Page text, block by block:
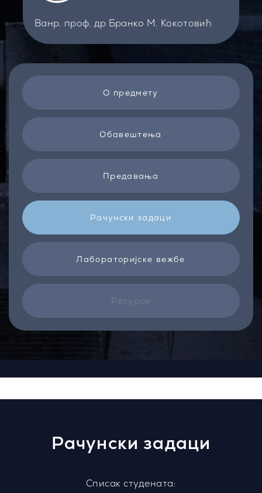
Ванр. проф. др Бранко М. Кокотовић
О предмету
Обавештења
Предавања
Рачунски задаци
Лабораторијске вежбе
Ресурси
Рачунски задаци
Списак студената: